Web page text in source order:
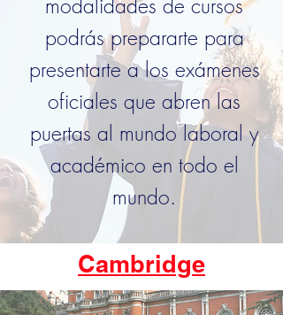
modalidades de cursos
podrás prepararte para
presentarte a los exámenes
oficiales que abren las
puertas al mundo laboral y
académico en todo el
mundo.
Cambridge